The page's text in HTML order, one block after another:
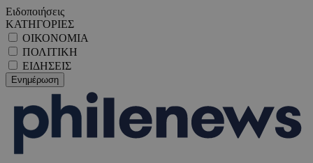
Ειδοποιήσεις
ΚΑΤΗΓΟΡΙΕΣ
ΟΙΚΟΝΟΜΙΑ
ΠΟΛΙΤΙΚΗ
ΕΙΔΗΣΕΙΣ